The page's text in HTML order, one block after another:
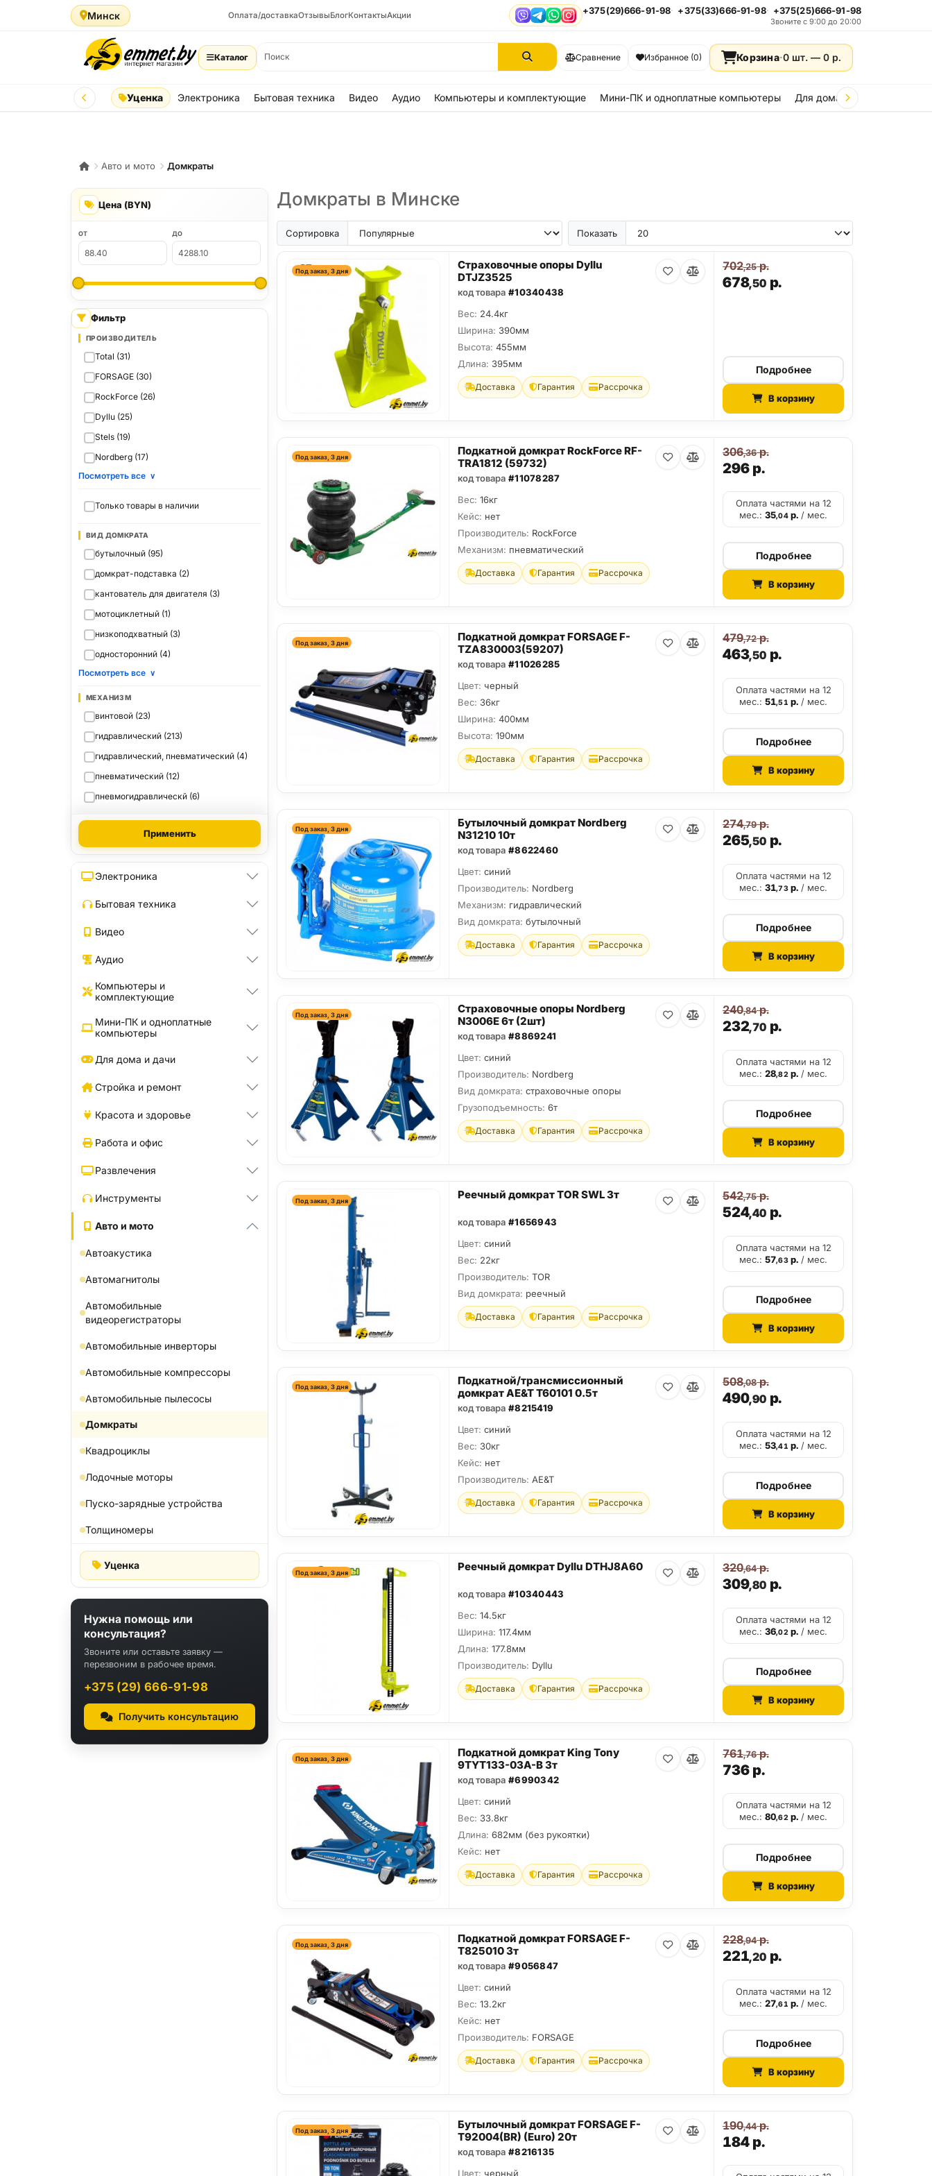
Минск Оплата/доставкаОтзывыБлогКонтактыАкции ViberTelegram
WhatsApp
Instagram
+375(29)666-91-98 +375(33)666-91-98 +375(25)666-91-98
Звоните с 9:00 до 20:00
Каталог Сравнение Избранное (0) Корзина·0 шт. — 0 р.
Уценка Электроника Бытовая техника Видео Аудио Компьютеры и комплектующие Мини-ПК и одноплатные компьютеры Для дома и дачи
Авто и мото Домкраты
Цена (BYN)
ОТ ДО
Фильтр
ПРОИЗВОДИТЕЛЬ
Total (31)
FORSAGE (30)
RockForce (26)
Dyllu (25)
Stels (19)
Nordberg (17)
Посмотреть все ∨
Только товары в наличии
ВИД ДОМКРАТА
бутылочный (95)
домкрат-подставка (2)
кантователь для двигателя (3)
мотоциклетный (1)
низкоподхватный (3)
односторонний (4)
Посмотреть все ∨
МЕХАНИЗМ
винтовой (23)
гидравлический (213)
гидравлический, пневматический (4)
пневматический (12)
пневмогидравлическй (6)
Применить
Электроника
Бытовая техника
Видео
Аудио
Компьютеры и
комплектующие
Мини-ПК и одноплатные
компьютеры
Для дома и дачи
Стройка и ремонт
Красота и здоровье
Работа и офис
Развлечения
Инструменты
Авто и мото
Автоакустика
Автомагнитолы
Автомобильные
видеорегистраторы
Автомобильные инверторы
Автомобильные компрессоры
Автомобильные пылесосы
Домкраты
Квадроциклы
Лодочные моторы
Пуско-зарядные устройства
Толщиномеры
Уценка
Нужна помощь или
консультация?
Звоните или оставьте заявку —
перезвоним в рабочее время.
+375 (29) 666-91-98
Получить консультацию
Домкраты в Минске
Сортировка Показать
Под заказ, 3 дня
Страховочные опоры Dyllu
DTJZ3525
код товара #10340438
Вес: 24.4кг
Ширина: 390мм
Высота: 455мм
Длина: 395мм
Доставка Гарантия Рассрочка
678,50р.
702,25р.
Подробнее
В корзину
Под заказ, 3 дня
Подкатной домкрат RockForce RF-
TRA1812 (59732)
код товара #11078287
Вес: 16кг
Кейс: нет
Производитель: RockForce
Механизм: пневматический
Доставка Гарантия Рассрочка
296р.
306,36р.
Оплата частями на 12
мес.:35,04р./ мес.
Подробнее
В корзину
Под заказ, 3 дня
Подкатной домкрат FORSAGE F-
TZA830003(59207)
код товара #11026285
Цвет: черный
Вес: 36кг
Ширина: 400мм
Высота: 190мм
Доставка Гарантия Рассрочка
463,50р.
479,72р.
Оплата частями на 12
мес.:51,51 р./ мес.
Подробнее
В корзину
Под заказ, 3 дня
Бутылочный домкрат Nordberg
N31210 10т
код товара #8622460
Цвет: синий
Производитель: Nordberg
Механизм: гидравлический
Вид домкрата: бутылочный
Доставка Гарантия Рассрочка
265,50р.
274,79р.
Оплата частями на 12
мес.:31,73р./ мес.
Подробнее
В корзину
Под заказ, 3 дня
Страховочные опоры Nordberg
N3006E 6т (2шт)
код товара #8869241
Цвет: синий
Производитель: Nordberg
Вид домкрата: страховочные опоры
Грузоподъемность: 6т
Доставка Гарантия Рассрочка
232,70р.
240,84р.
Оплата частями на 12
мес.:28,82 р./ мес.
Подробнее
В корзину
Под заказ, 3 дня Реечный домкрат TOR SWL 3т
код товара #1656943
Цвет: синий
Вес: 22кг
Производитель: TOR
Вид домкрата: реечный
Доставка Гарантия Рассрочка
524,40р.
542,75р.
Оплата частями на 12
мес.:57,63р./ мес.
Подробнее
В корзину
Под заказ, 3 дня
Подкатной/трансмиссионный
домкрат AE&T T60101 0.5т
код товара #8215419
Цвет: синий
Вес: 30кг
Кейс: нет
Производитель: AE&T
Доставка Гарантия Рассрочка
490,90р.
508,08р.
Оплата частями на 12
мес.:53,41 р./ мес.
Подробнее
В корзину
Под заказ, 3 дня Реечный домкрат Dyllu DTHJ8A60
код товара #10340443
Вес: 14.5кг
Ширина: 117.4мм
Длина: 177.8мм
Производитель: Dyllu
Доставка Гарантия Рассрочка
309,80р.
320,64р.
Оплата частями на 12
мес.:36,02 р./ мес.
Подробнее
В корзину
Под заказ, 3 дня
Подкатной домкрат King Tony
9TYT133-03A-B 3т
код товара #6990342
Цвет: синий
Вес: 33.8кг
Длина: 682мм (без рукоятки)
Кейс: нет
Доставка Гарантия Рассрочка
736р.
761,76р.
Оплата частями на 12
мес.:80,62р./ мес.
Подробнее
В корзину
Под заказ, 3 дня
Подкатной домкрат FORSAGE F-
T825010 3т
код товара #9056847
Цвет: синий
Вес: 13.2кг
Кейс: нет
Производитель: FORSAGE
Доставка Гарантия Рассрочка
221,20р.
228,94р.
Оплата частями на 12
мес.:27,61 р./ мес.
Подробнее
В корзину
Под заказ, 3 дня
Бутылочный домкрат FORSAGE F-
T92004(BR) (Euro) 20т
код товара #8216135
Цвет: черный
184р.
190,44р.